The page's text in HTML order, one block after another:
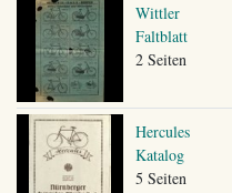
Wittler
Faltblatt
2 Seiten
Hercules
Katalog
5 Seiten